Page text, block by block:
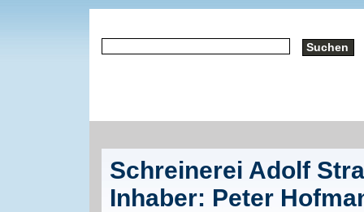
Schreinerei Adolf
Inhaber: Peter